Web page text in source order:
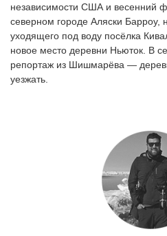
независимости США и весенний
северном городе Аляски Барроу,
уходящего под воду посёлка
новое место деревни Ньюток. В
репортаж из Шишмарёва —
уезжать.